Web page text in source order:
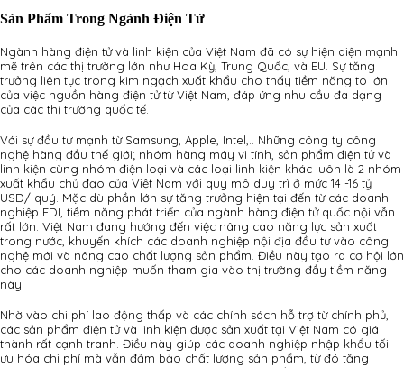
Sản Phẩm Trong Ngành Điện Tử
Ngành hàng điện tử và linh kiện của Việt Nam đã có sự hiện diện mạnh
mẽ trên các thị trường lớn như Hoa Kỳ, Trung Quốc, và EU. Sự tăng
trưởng liên tục trong kim ngạch xuất khẩu cho thấy tiềm năng to lớn
của việc nguồn hàng điện tử từ Việt Nam, đáp ứng nhu cầu đa dạng
của các thị trường quốc tế.
Với sự đầu tư mạnh từ Samsung, Apple, Intel,.. Những công ty công
nghệ hàng đầu thế giới; nhóm hàng máy vi tính, sản phẩm điện tử và
linh kiện cùng nhóm điện loại và các loại linh kiện khác luôn là 2 nhóm
xuất khẩu chủ đạo của Việt Nam với quy mô duy trì ở mức 14 -16 tỷ
USD/ quý. Mặc dù phần lớn sự tăng trưởng hiện tại đến từ các doanh
nghiệp FDI, tiềm năng phát triển của ngành hàng điện tử quốc nội vẫn
rất lớn. Việt Nam đang hướng đến việc nâng cao năng lực sản xuất
trong nước, khuyến khích các doanh nghiệp nội địa đầu tư vào công
nghệ mới và nâng cao chất lượng sản phẩm. Điều này tạo ra cơ hội lớn
cho các doanh nghiệp muốn tham gia vào thị trường đầy tiềm năng
này.
Nhờ vào chi phí lao động thấp và các chính sách hỗ trợ từ chính phủ,
các sản phẩm điện tử và linh kiện được sản xuất tại Việt Nam có giá
thành rất cạnh tranh. Điều này giúp các doanh nghiệp nhập khẩu tối
ưu hóa chi phí mà vẫn đảm bảo chất lượng sản phẩm, từ đó tăng